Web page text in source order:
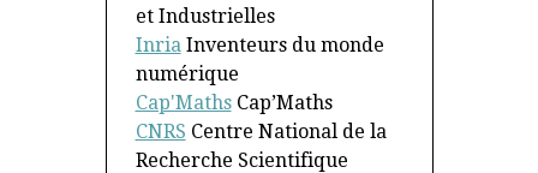
et Industrielles
InriaInventeurs du monde
numérique
Cap'MathsCap’Maths
CNRS Centre National de la
Recherche Scientifique